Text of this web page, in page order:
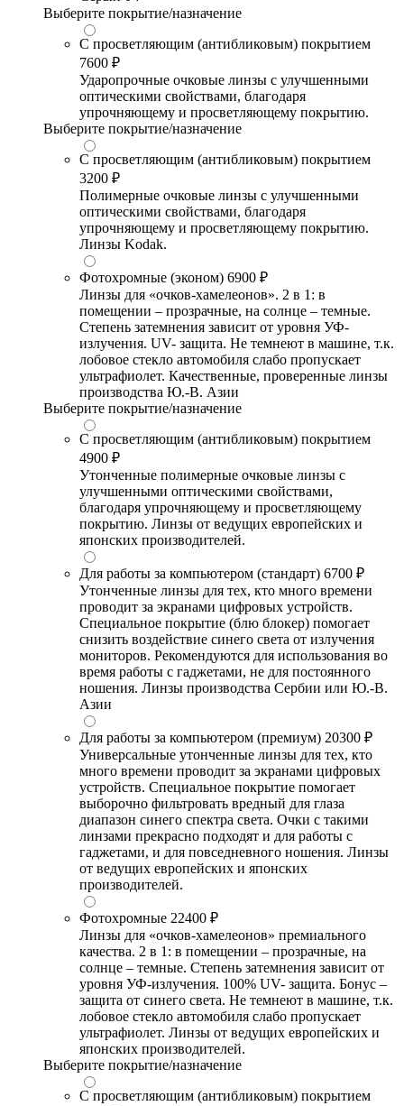
Выберите покрытие/назначение
С просветляющим (антибликовым) покрытием
7600 ₽
Ударопрочные очковые линзы с улучшенными
оптическими свойствами, благодаря
упрочняющему и просветляющему покрытию.
Выберите покрытие/назначение
С просветляющим (антибликовым) покрытием
3200 ₽
Полимерные очковые линзы с улучшенными
оптическими свойствами, благодаря
упрочняющему и просветляющему покрытию.
Линзы Kodak.
Фотохромные (эконом) 6900 ₽
Линзы для «очков-хамелеонов». 2 в 1: в
помещении – прозрачные, на солнце – темные.
Степень затемнения зависит от уровня УФ-
излучения. UV- защита. Не темнеют в машине, т.к.
лобовое стекло автомобиля слабо пропускает
ультрафиолет. Качественные, проверенные линзы
производства Ю.-В. Азии
Выберите покрытие/назначение
С просветляющим (антибликовым) покрытием
4900 ₽
Утонченные полимерные очковые линзы с
улучшенными оптическими свойствами,
благодаря упрочняющему и просветляющему
покрытию. Линзы от ведущих европейских и
японских производителей.
Для работы за компьютером (стандарт) 6700 ₽
Утонченные линзы для тех, кто много времени
проводит за экранами цифровых устройств.
Специальное покрытие (блю блокер) помогает
снизить воздействие синего света от излучения
мониторов. Рекомендуются для использования во
время работы с гаджетами, не для постоянного
ношения. Линзы производства Сербии или Ю.-В.
Азии
Для работы за компьютером (премиум) 20300 ₽
Универсальные утонченные линзы для тех, кто
много времени проводит за экранами цифровых
устройств. Специальное покрытие помогает
выборочно фильтровать вредный для глаза
диапазон синего спектра света. Очки с такими
линзами прекрасно подходят и для работы с
гаджетами, и для повседневного ношения. Линзы
от ведущих европейских и японских
производителей.
Фотохромные 22400 ₽
Линзы для «очков-хамелеонов» премиального
качества. 2 в 1: в помещении – прозрачные, на
солнце – темные. Степень затемнения зависит от
уровня УФ-излучения. 100% UV- защита. Бонус –
защита от синего света. Не темнеют в машине, т.к.
лобовое стекло автомобиля слабо пропускает
ультрафиолет. Линзы от ведущих европейских и
японских производителей.
Выберите покрытие/назначение
С просветляющим (антибликовым) покрытием